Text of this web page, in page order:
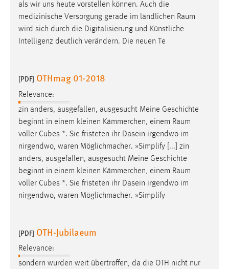
als wir uns heute vorstellen können. Auch die
medizinische Versorgung gerade im ländlichen Raum
wird sich durch die Digitalisierung und Künstliche
Intelligenz deutlich verändern. Die neuen Te
[PDF] OTHmag 01-2018
Relevance:
zin anders, ausgefallen, ausgesucht Meine Geschichte
beginnt in einem kleinen Kämmerchen, einem Raum
voller Cubes *. Sie fristeten ihr Dasein irgendwo im
nirgendwo, waren Möglichmacher. »Simplify [...] zin
anders, ausgefallen, ausgesucht Meine Geschichte
beginnt in einem kleinen Kämmerchen, einem Raum
voller Cubes *. Sie fristeten ihr Dasein irgendwo im
nirgendwo, waren Möglichmacher. »Simplify
[PDF] OTH-Jubilaeum
Relevance:
sondern wurden weit übertroffen, da die OTH nicht nur